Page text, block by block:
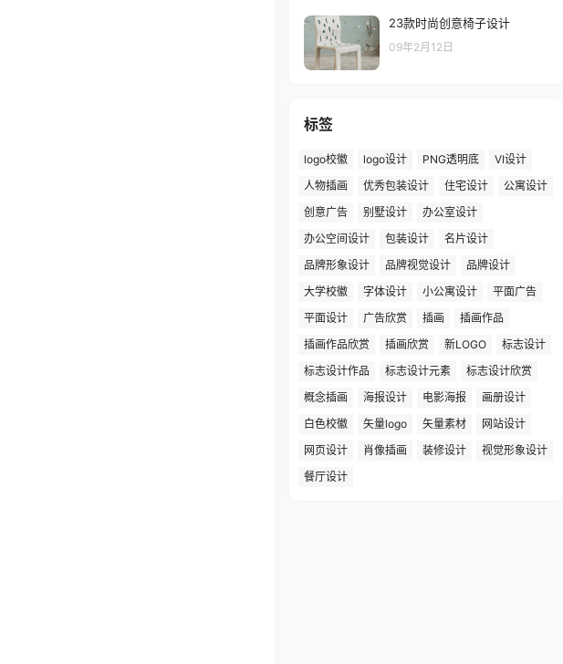
23款时尚创意椅子设计
09年2月12日
标签
logo校徽 logo设计 PNG透明底
VI设计
人物插画
优秀包装设计 住宅设计
公寓设计
创意广告
别墅设计
办公室设计
办公空间设计
包装设计
名片设计
品牌形象设计
品牌视觉设计
品牌设计
大学校徽
字体设计 小公寓设计
平面广告
平面设计
广告欣赏 插画
插画作品
插画作品欣赏
插画欣赏 新LOGO
标志设计
标志设计作品
标志设计元素
标志设计欣赏
概念插画
海报设计 电影海报
画册设计
白色校徽
矢量logo 矢量素材
网站设计
网页设计
肖像插画 装修设计
视觉形象设计
餐厅设计